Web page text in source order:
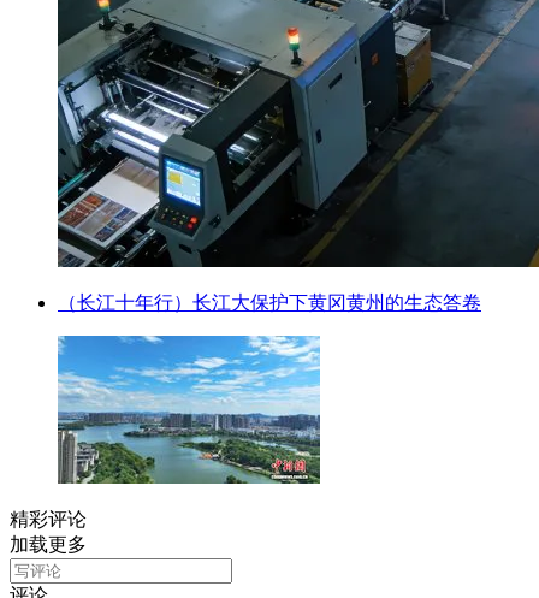
（长江十年行）长江大保护下黄冈黄州的生态答卷
精彩评论
加载更多